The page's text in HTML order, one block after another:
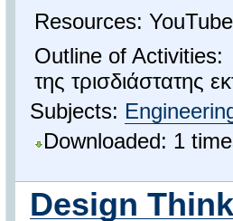
Resources:
Outline of Activities:
της τρισδιάστατης
Subjects:
Downloaded: 1
Design